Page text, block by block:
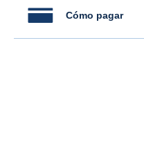
Cómo pagar